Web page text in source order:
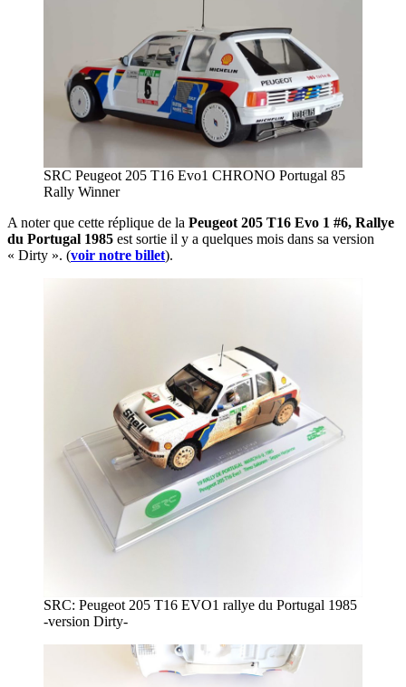
SRC Peugeot 205 T16 Evo1 CHRONO Portugal 85
Rally Winner
A noter que cette réplique de la Peugeot 205 T16 Evo 1 #6, Rallye
du Portugal 1985 est sortie il y a quelques mois dans sa version
« Dirty ». (voir notre billet).
SRC: Peugeot 205 T16 EVO1 rallye du Portugal 1985
-version Dirty-